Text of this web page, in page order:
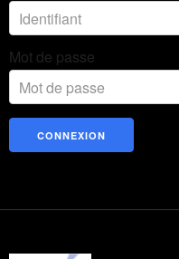
Mot de passe